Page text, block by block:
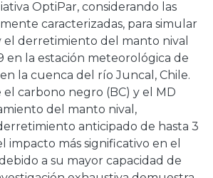
OptiPar, considerando las
caracterizadas, para simular
el derretimiento del manto nival
en la estación meteorológica de
la cuenca del río Juncal, Chile.
carbono negro (BC) y el MD
del manto nival,
anticipado de hasta 3
impacto más significativo en el
a su mayor capacidad de